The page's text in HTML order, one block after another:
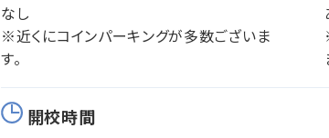
なし
※近くにコインパーキングが多数ございま
す。
開校時間